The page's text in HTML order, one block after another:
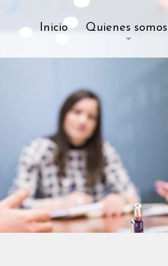
Inicio Quienes somos